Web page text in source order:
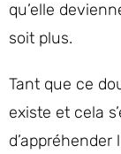
qu’elle
soit plus.
Tant que ce
existe et cela